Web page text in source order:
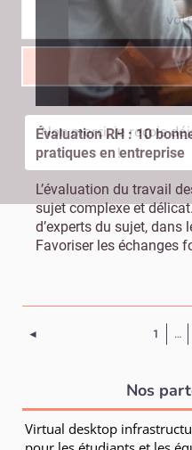
Évaluation RH : 10
pratiques en entreprise
L’évaluation du travail
sujet complexe et
d’experts du sujet, dans
Favoriser les échanges
◄ 1 …
Nos
Virtual desktop
Non merci, je reçois
!